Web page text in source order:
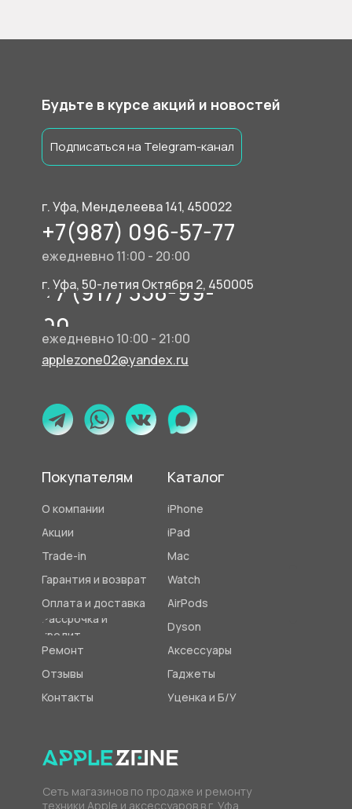
О компании
Будьте в курсе акций и новостей
Акции
Trade-in
Сеть магазинов по продаже и ремонту
техники Apple и аксессуаров в г. Уфа
Гарантия и возврат
Оплата и доставка
г. Уфа, Менделеева 141, 450022
Рассрочка и
кредит
+7(987) 096-57-77
Ремонт
г. Уфа, 50-летия Октября 2, 450005
Отзывы
+7 (917) 358-99-
90
Контакты
ежедневно 10:00 - 21:00
Покупателям
applezone02@yandex.ru
iPhone
iPad
Mac
Watch
AirPods
Каталог
Подписаться на Telegram-канал
Аксессуары
Гаджеты
Уценка и Б/У
Dyson
ежедневно 11:00 - 20:00